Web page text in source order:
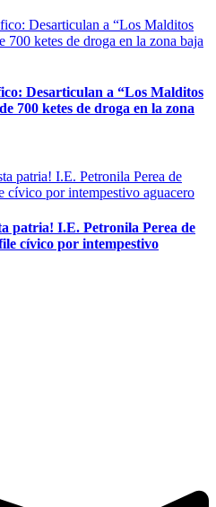
Desarticulan a “Los Malditos
700 ketes de droga en la zona
patria! I.E. Petronila Perea de
cívico por intempestivo